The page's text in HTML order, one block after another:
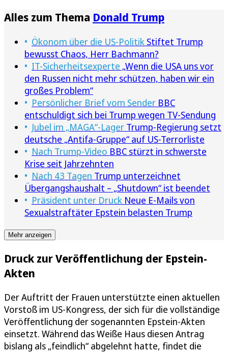
Alles zum Thema Donald Trump
Ökonom über die US-Politik Stiftet Trump
bewusst Chaos, Herr Bachmann?
IT-Sicherheitsexperte „Wenn die USA uns vor
den Russen nicht mehr schützen, haben wir ein
großes Problem“
Persönlicher Brief vom Sender BBC
entschuldigt sich bei Trump wegen TV-Sendung
Jubel im „MAGA“-Lager Trump-Regierung setzt
deutsche „Antifa-Gruppe“ auf US-Terrorliste
Nach Trump-Video BBC stürzt in schwerste
Krise seit Jahrzehnten
Nach 43 Tagen Trump unterzeichnet
Übergangshaushalt – „Shutdown“ ist beendet
Präsident unter Druck Neue E-Mails von
Sexualstraftäter Epstein belasten Trump
Mehr anzeigen
Druck zur Veröffentlichung der Epstein-
Akten
Der Auftritt der Frauen unterstützte einen aktuellen
Vorstoß im US-Kongress, der sich für die vollständige
Veröffentlichung der sogenannten Epstein-Akten
einsetzt. Während das Weiße Haus diesen Antrag
bislang als „feindlich“ abgelehnt hatte, findet die